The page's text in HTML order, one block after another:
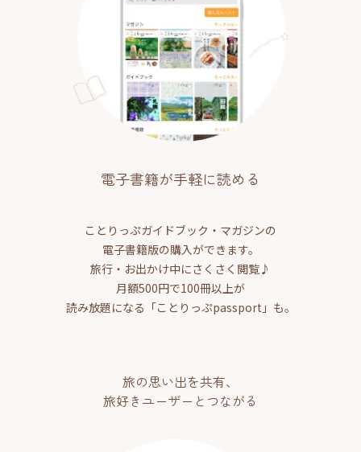
電子書籍が手軽に読める
ことりっぷガイドブック・マガジンの
電子書籍版の購入ができます。
旅行・お出かけ中にさくさく閲覧♪
月額500円で100冊以上が
読み放題になる「ことりっぷpassport」も。
旅の思い出を共有、
旅好きユーザーとつながる